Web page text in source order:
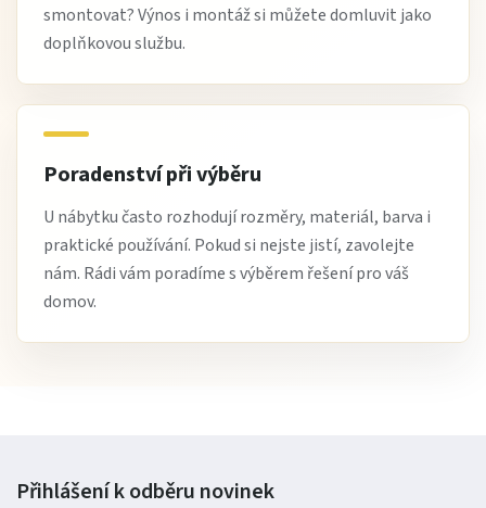
smontovat? Výnos i montáž si můžete domluvit jako
doplňkovou službu.
Poradenství při výběru
U nábytku často rozhodují rozměry, materiál, barva i
praktické používání. Pokud si nejste jistí, zavolejte
nám. Rádi vám poradíme s výběrem řešení pro váš
domov.
Přihlášení k odběru novinek